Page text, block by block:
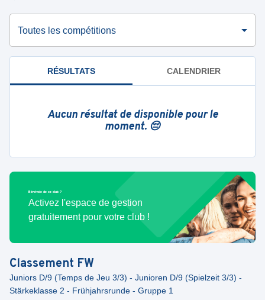
Toutes les compétitions
RÉSULTATS CALENDRIER
Aucun résultat de disponible pour le
moment. 😔
Bénévole de ce club ?
Activez l'espace de gestion
gratuitement pour votre club !
Classement FW
Juniors D/9 (Temps de Jeu 3/3) - Junioren D/9 (Spielzeit 3/3) -
Stärkeklasse 2 - Frühjahrsrunde - Gruppe 1